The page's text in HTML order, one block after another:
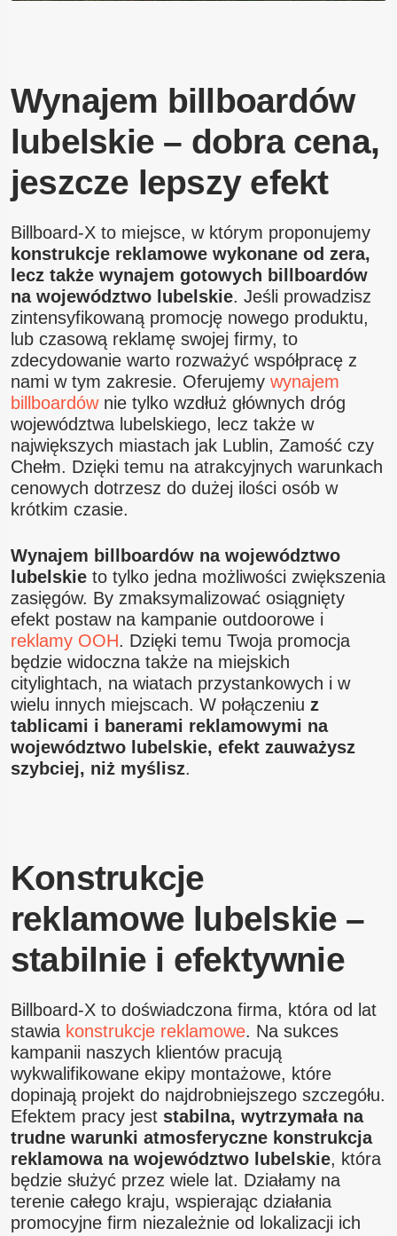
Wynajem billboardów
lubelskie – dobra cena,
jeszcze lepszy efekt
Billboard-X to miejsce, w którym proponujemy
konstrukcje reklamowe wykonane od zera,
lecz także wynajem gotowych billboardów
na województwo lubelskie. Jeśli prowadzisz
zintensyfikowaną promocję nowego produktu,
lub czasową reklamę swojej firmy, to
zdecydowanie warto rozważyć współpracę z
nami w tym zakresie. Oferujemy wynajem
billboardównie tylko wzdłuż głównych dróg
województwa lubelskiego, lecz także w
największych miastach jak Lublin, Zamość czy
Chełm. Dzięki temu na atrakcyjnych warunkach
cenowych dotrzesz do dużej ilości osób w
krótkim czasie.
Wynajem billboardów na województwo
lubelskie to tylko jedna możliwości zwiększenia
zasięgów. By zmaksymalizować osiągnięty
efekt postaw na kampanie outdoorowe i
reklamy OOH. Dzięki temu Twoja promocja
będzie widoczna także na miejskich
citylightach, na wiatach przystankowych i w
wielu innych miejscach. W połączeniu z
tablicami i banerami reklamowymi na
województwo lubelskie, efekt zauważysz
szybciej, niż myślisz.
Konstrukcje
reklamowe lubelskie –
stabilnie i efektywnie
Billboard-X to doświadczona firma, która od lat
stawia konstrukcje reklamowe. Na sukces
kampanii naszych klientów pracują
wykwalifikowane ekipy montażowe, które
dopinają projekt do najdrobniejszego szczegółu.
Efektem pracy jest stabilna, wytrzymała na
trudne warunki atmosferyczne konstrukcja
reklamowa na województwo lubelskie, która
będzie służyć przez wiele lat. Działamy na
terenie całego kraju, wspierając działania
promocyjne firm niezależnie od lokalizacji ich